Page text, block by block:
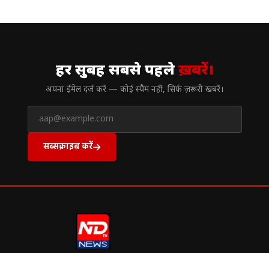
हर सुबह सबसे पहलेख़बरें।
अपना ईमेल दर्ज करें — कोई स्पैम नहीं, सिर्फ ज़रूरी खबरें।
सब्सक्राइब करें